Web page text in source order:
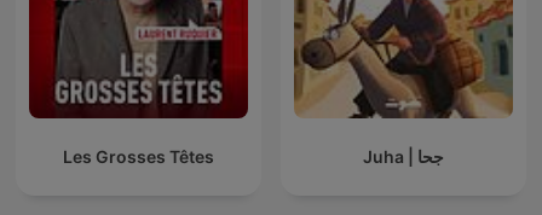
Les Grosses Têtes Juha | جحا